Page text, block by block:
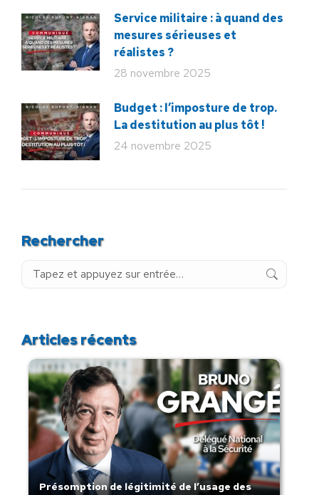
Service militaire : à quand des
mesures sérieuses et
réalistes ?
28 novembre 2025
Budget : l’imposture de trop.
La destitution au plus tôt !
24 novembre 2025
Rechercher
Recherche
Articles récents
Présomption de légitimité de l’usage des